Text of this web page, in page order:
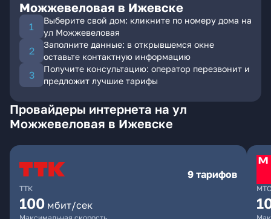
Можжевеловая в Ижевске
Выберите свой дом: кликните по номеру дома на
ул Можжевеловая
Заполните данные: в открывшемся окне
оставьте контактную информацию
Получите консультацию: оператор перезвонит и
предложит лучшие тарифы
Провайдеры интернета на ул
Можжевеловая в Ижевске
ТТК
9 тарифов
100 мбит/сек
МТС